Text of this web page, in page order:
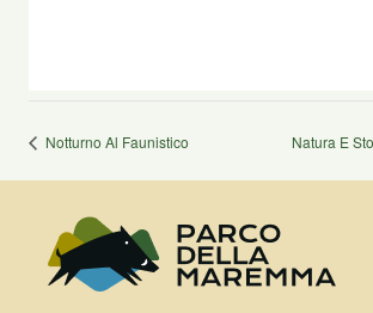
Notturno Al Faunistico Natura E